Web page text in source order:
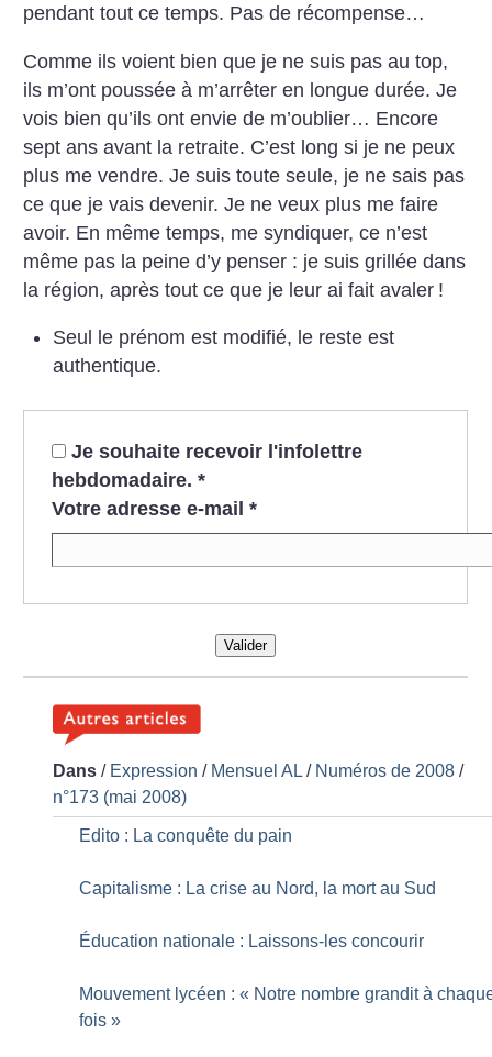
pendant tout ce temps. Pas de récompense…
Comme ils voient bien que je ne suis pas au top,
ils m’ont poussée à m’arrêter en longue durée. Je
vois bien qu’ils ont envie de m’oublier… Encore
sept ans avant la retraite. C’est long si je ne peux
plus me vendre. Je suis toute seule, je ne sais pas
ce que je vais devenir. Je ne veux plus me faire
avoir. En même temps, me syndiquer, ce n’est
même pas la peine d’y penser : je suis grillée dans
la région, après tout ce que je leur ai fait avaler !
Seul le prénom est modifié, le reste est
authentique.
Je souhaite recevoir l'infolettre
hebdomadaire. *
Votre adresse e-mail *
Valider
Dans / Expression / Mensuel AL / Numéros de 2008 /
n°173 (mai 2008)
Edito : La conquête du pain
Capitalisme : La crise au Nord, la mort au Sud
Éducation nationale : Laissons-les concourir
Mouvement lycéen : « Notre nombre grandit à
fois »